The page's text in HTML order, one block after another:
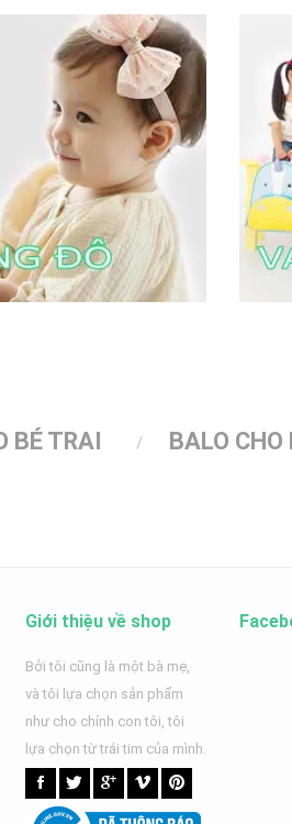
BÉ TRAI BALO CHO
Giới thiệu về shop
Bởi tôi cũng là một bà mẹ,
và tôi lựa chọn sản phẩm
như cho chính con tôi, tôi
lựa chọn từ trái tim của mình.